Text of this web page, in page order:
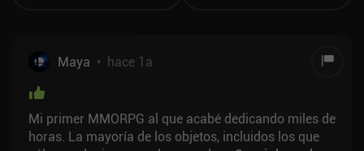
Maya • hace 1a
Mi primer MMORPG al que acabé dedicando miles de
horas. La mayoría de los objetos, incluidos los que